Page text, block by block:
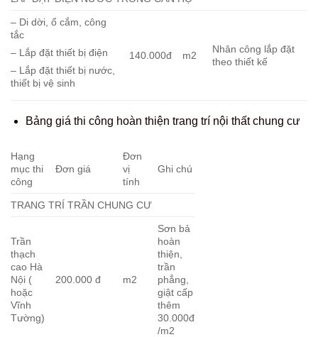
– Di dời, ổ cắm, công
tắc
– Lắp đặt thiết bị điện
– Lắp đặt thiết bị nước,
thiết bị vệ sinh
140.000đ m2
Nhân công lắp đặt
theo thiết kế
Bảng giá thi công hoàn thiện trang trí nội thất chung cư
Hạng
mục thi
công
Đơn giá
Đơn
vị
tính
Ghi chú
TRANG TRÍ TRẦN CHUNG CƯ
Trần
thạch
cao Hà
Nội (
hoặc
Vĩnh
Tường)
200.000 đ m2
Sơn bả
hoàn
thiện,
trần
phẳng,
giật cấp
thêm
30.000đ
/m2